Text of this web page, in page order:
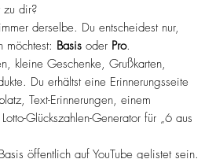
zu dir?
derselbe. Du entscheidest nur,
möchtest: Basis oder Pro.
kleine Geschenke, Grußkarten,
Du erhältst eine Erinnerungsseite
Text-Erinnerungen, einem
Glückszahlen-Generator für „6 aus
öffentlich auf YouTube gelistet sein.